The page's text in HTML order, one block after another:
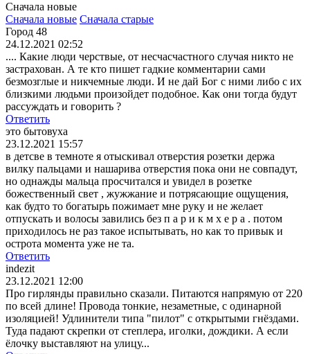
Сначала новые
Сначала новые Сначала старые
Город 48
24.12.2021 02:52
.... Какие люди черствые, от несчасчастного случая никто не
застрахован. А те кто пишет гадкие комментарии сами
безмозглые и никчемные люди. И не дай Бог с ними либо с их
близкими людьми произойдет подобное. Как они тогда будут
рассуждать и говорить ?
Ответить
это бытовуха
23.12.2021 15:57
в детсве в темноте я отыскивал отверстия розетки держа
вилку пальцами и нашарива отверстия пока они не совпадут,
но однажды мальца просчитался и увидел в розетке
божественный свет , жужжание и потрясающие ощущения,
как будто то богатырь пожимает мне руку и не желает
отпускать и волосы завились без п а р и к м х е р а . потом
приходилось не раз такое испытывать, но как то привык и
острота момента уже не та.
Ответить
indezit
23.12.2021 12:00
Про гирлянды правильно сказали. Питаются напрямую от 220
по всей длине! Провода тонкие, незаметные, с одинарной
изоляцией! Удлинители типа "пилот" с открытыми гнёздами.
Туда падают скрепки от степлера, иголки, дождики. А если
ёлочку выставляют на улицу...